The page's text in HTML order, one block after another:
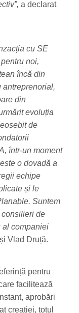
a declarat
cu SE
noi,
încă din
antreprenorial,
din
evoluția
de
într-un moment
o dovadă a
echipe
și le
Suntem
consilieri de
al companiei
Vlad Druță.
pentru
facilitează
aprobări
creației, totul